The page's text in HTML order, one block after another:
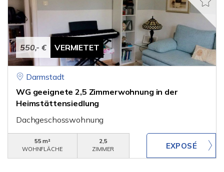
550,- € VERMIETET
Darmstadt
WG geeignete 2,5 Zimmerwohnung in der
Heimstättensiedlung
Dachgeschosswohnung
55 m²
WOHNFLÄCHE
2,5
ZIMMER